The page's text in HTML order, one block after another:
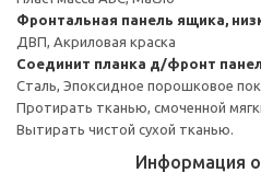
Фронтальная панель ящика,
ДВП, Акриловая краска
Соединит планка д/фронт
Сталь, Эпоксидное порошковое
Протирать тканью, смоченной
Вытирать чистой сухой тканью.
Информация